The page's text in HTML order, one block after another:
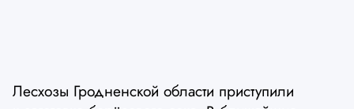
Лесхозы Гродненской области приступили